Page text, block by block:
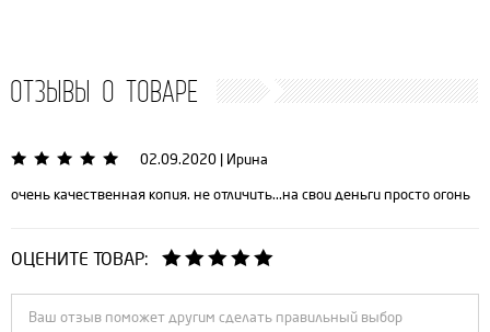
ОТЗЫВЫ О ТОВАРЕ
02.09.2020 | Ирина
очень качественная копия. не отличить...на свои деньги просто огонь
ОЦЕНИТЕ ТОВАР: